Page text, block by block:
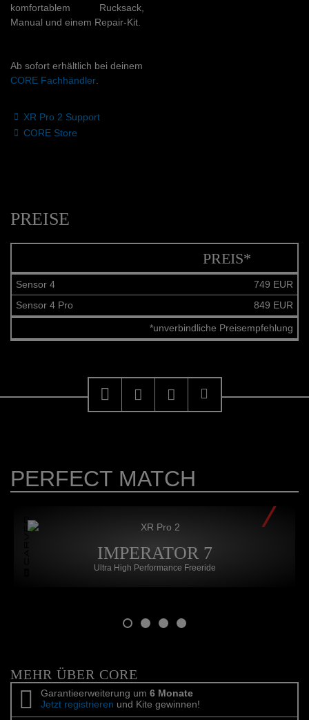
komfortablem Rucksack,
Manual und einem Repair-Kit.
Ab sofort erhältlich bei deinem
CORE Fachhändler.
XR Pro 2 Support
CORE Store
PREISE
PREIS*
Sensor 4
749 EUR
Sensor 4 Pro
849 EUR
*unverbindliche Preisempfehlung
PERFECT MATCH
IMPERATOR 7
Ultra High Performance Freeride
MEHR ÜBER CORE
Garantieerweiterung um 6 Monate
Jetzt registrieren und Kite gewinnen!